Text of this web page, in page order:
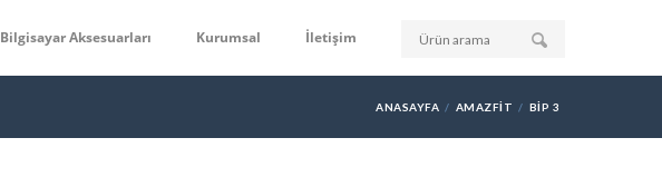
Bilgisayar Aksesuarları Kurumsal İletişim
ANASAYFA AMAZFIT BIP 3